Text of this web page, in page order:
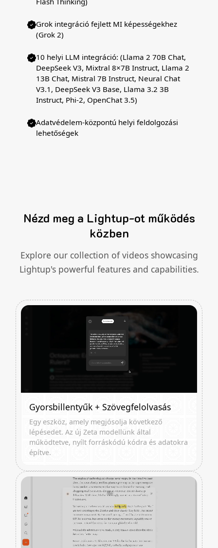
Grok integráció fejlett MI képességekhez
(Grok 2)
10 helyi LLM integráció: (Llama 2 70B Chat,
DeepSeek V3, Mixtral 8×7B Instruct, Llama 2
13B Chat, Mistral 7B Instruct, Neural Chat
V3.1, DeepSeek V3 Base, Llama 3.2 3B
Instruct, Phi-2, OpenChat 3.5)
Adatvédelem-központú helyi feldolgozási
lehetőségek
Nézd meg a Lightup-ot működés
közben
Explore our collection of videos showcasing
Lightup's powerful features and capabilities.
Gyorsbillentyűk + Szövegfelolvasás
Egy eszköz, amely megjósolja következő
lépésedet. Az új Zeta modellünk által
működtetve, nyílt forráskódú kódra és adatokra
építve.